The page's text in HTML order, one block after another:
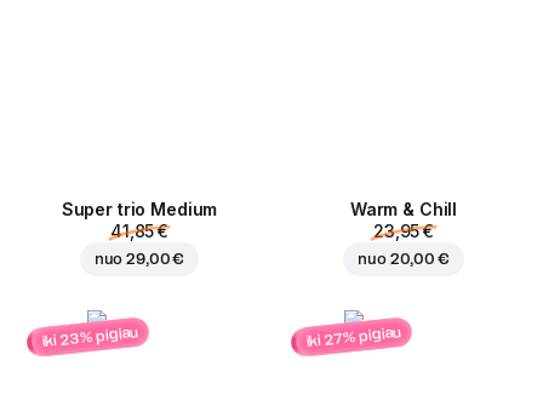
Super trio Medium
41,85 €
nuo29,00 €
Warm & Chill
23,95 €
nuo 20,00 €
iki 23% pigiau iki 27% pigiau